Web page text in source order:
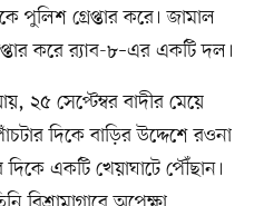
পুলিশ গ্রেপ্তার করে। জামাল
করে র‌্যাব-৮–এর একটি দল।
২৫ সেপ্টেম্বর বাদীর মেয়ে
দিকে বাড়ির উদ্দেশে রওনা
দিকে একটি খেয়াঘাটে পৌঁছান।